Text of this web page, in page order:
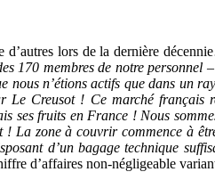
d’autres lors de la dernière
membres de notre personnel
nous n’étions actifs que dans un
Creusot ! Ce marché
fruits en France ! Nous
zone à couvrir commence à
d’un bagage technique
d’affaires non-négligeable